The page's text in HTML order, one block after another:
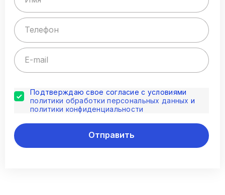
Подтверждаю свое согласие с условиями
политики обработки персональных данных и
политики конфиденциальности
Отправить